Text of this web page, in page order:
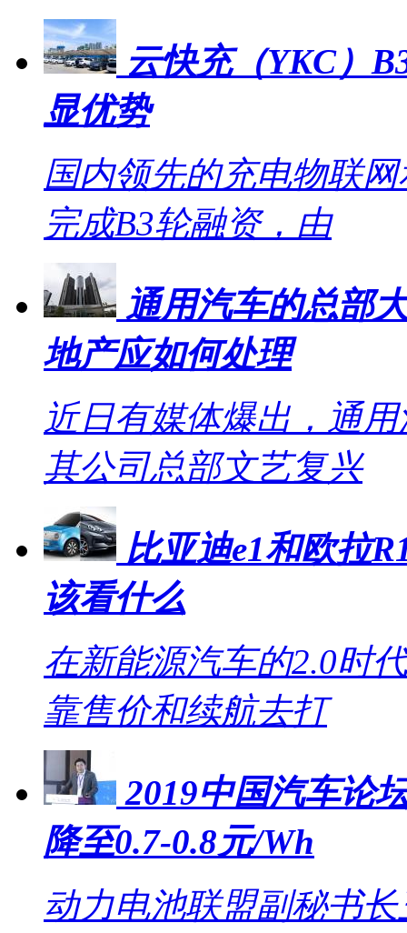
云快充（YKC）
显优势
国内领先的充电物联
完成B3轮融资，由
通用汽车的总部
地产应如何处理
近日有媒体爆出，通
其公司总部文艺复兴
比亚迪e1和欧拉
该看什么
在新能源汽车的2.0时
靠售价和续航去打
2019中国汽车论
降至0.7-0.8元/Wh
动力电池联盟副秘书